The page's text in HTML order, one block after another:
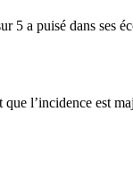
5 a puisé dans ses
l’incidence est